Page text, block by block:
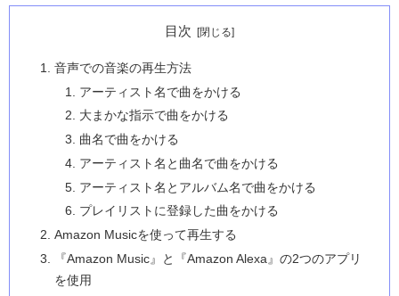
目次
音声での音楽の再生方法
アーティスト名で曲をかける
大まかな指示で曲をかける
曲名で曲をかける
アーティスト名と曲名で曲をかける
アーティスト名とアルバム名で曲をかける
プレイリストに登録した曲をかける
Amazon Musicを使って再生する
『Amazon Music』と『Amazon Alexa』の2つのアプリ
を使用